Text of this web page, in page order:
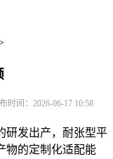
时间：2026-06-17 10:58
发出产，耐张型平
物的定制化适配能